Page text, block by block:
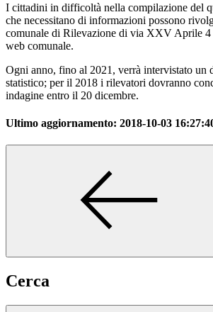
I cittadini in difficoltà nella compilazione del
che necessitano di informazioni possono
comunale di Rilevazione di via XXV Aprile 4
web comunale.
Ogni anno, fino al 2021, verrà intervistato un
statistico; per il 2018 i rilevatori dovranno
indagine entro il 20 dicembre.
Ultimo aggiornamento: 2018-10-03
Cerca